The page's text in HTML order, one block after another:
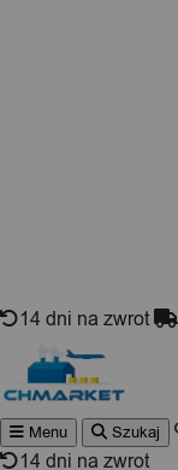
14 dni na zwrot
Wyszukiwarka
produktów
Menu Szukaj
14 dni na zwrot